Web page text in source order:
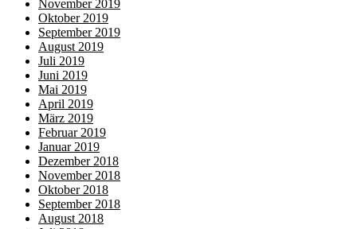
November 2019
Oktober 2019
September 2019
August 2019
Juli 2019
Juni 2019
Mai 2019
April 2019
März 2019
Februar 2019
Januar 2019
Dezember 2018
November 2018
Oktober 2018
September 2018
August 2018